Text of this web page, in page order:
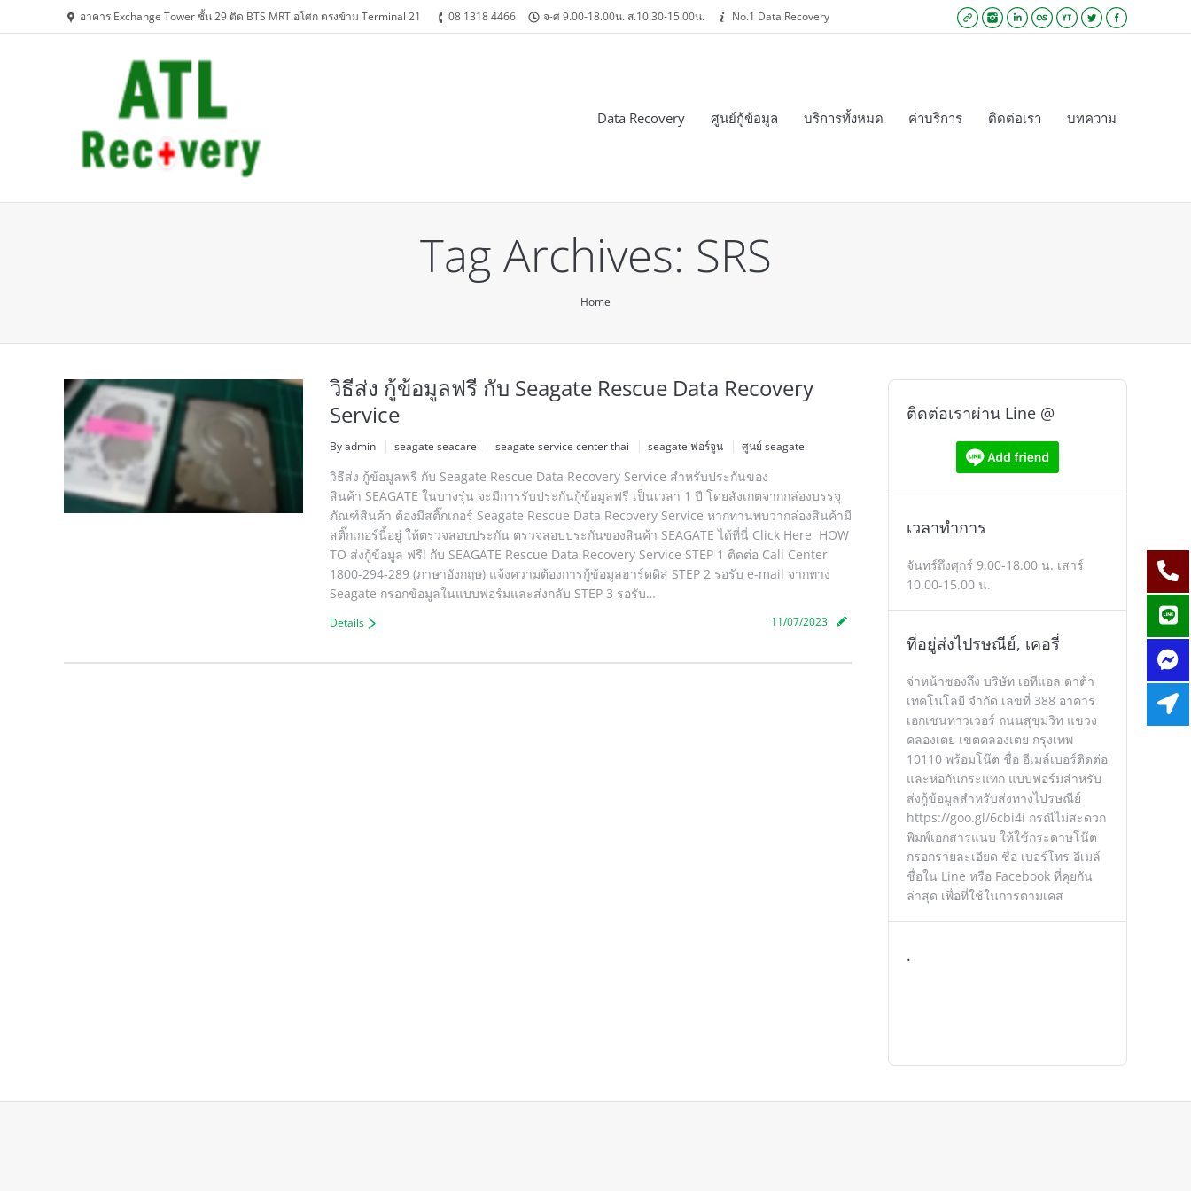
อาคาร Exchange Tower ชั้น 29 ติด BTS MRT อโศก ตรงข้าม Terminal 21 08 1318 4466 จ-ศ 9.00-18.00น. ส.10.30-15.00น. No.1 Data Recovery Twitter
YouTube
Lastfm
Linkedin
Instagram
Website
Data Recovery ศูนย์กู้ข้อมูล บริการทั้งหมด ค่าบริการ ติดต่อเรา บทความ
Tag Archives: SRS
Home
วิธีส่ง กู้ข้อมูลฟรี กับ Seagate Rescue Data Recovery
Service
By admin seagate seacare seagate service center thai seagate ฟอร์จูน ศูนย์ seagate
วิธีส่ง กู้ข้อมูลฟรี กับ Seagate Rescue Data Recovery Service สำหรับประกันของ
สินค้า SEAGATE ในบางรุ่น จะมีการรับประกันกู้ข้อมูลฟรี เป็นเวลา 1 ปี โดยสังเกตจากกล่องบรรจุ
ภัณฑ์สินค้า ต้องมีสติ๊กเกอร์ Seagate Rescue Data Recovery Service หากท่านพบว่ากล่องสินค้ามี
สติ๊กเกอร์นี้อยู่ ให้ตรวจสอบประกัน ตรวจสอบประกันของสินค้า SEAGATE ได้ที่นี่ Click Here HOW
TO ส่งกู้ข้อมูล ฟรี! กับ SEAGATE Rescue Data Recovery Service STEP 1 ติดต่อ Call Center
1800-294-289 (ภาษาอังกฤษ) แจ้งความต้องการกู้ข้อมูลฮาร์ดดิส STEP 2 รอรับ e-mail จากทาง
Seagate กรอกข้อมูลในแบบฟอร์มและส่งกลับ STEP 3 รอรับ…
11/07/2023
Details
ติดต่อเราผ่าน Line @
เวลาทำการ
จันทร์ถึงศุกร์ 9.00-18.00 น. เสาร์
10.00-15.00 น.
ที่อยู่ส่งไปรษณีย์, เคอรี่
จ่าหน้าซองถึง บริษัท เอทีแอล ดาต้า
เทคโนโลยี จำกัด เลขที่ 388 อาคาร
เอกเชนทาวเวอร์ ถนนสุขุมวิท แขวง
คลองเตย เขตคลองเตย กรุงเทพ
10110 พร้อมโน๊ต ชื่อ อีเมล์เบอร์ติดต่อ
และห่อกันกระแทก แบบฟอร์มสำหรับ
ส่งกู้ข้อมูลสำหรับส่งทางไปรษณีย์
https://goo.gl/6cbi4i กรณีไม่สะดวก
พิมพ์เอกสารแนบ ให้ใช้กระดาษโน๊ต
กรอกรายละเอียด ชื่อ เบอร์โทร อีเมล์
ชื่อใน Line หรือ Facebook ที่คุยกัน
ล่าสุด เพื่อที่ใช้ในการตามเคส
.